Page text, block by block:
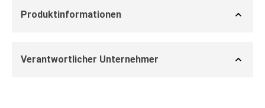
Produktinformationen
Verantwortlicher Unternehmer